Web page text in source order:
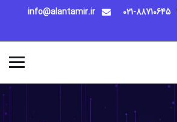
021-88710645